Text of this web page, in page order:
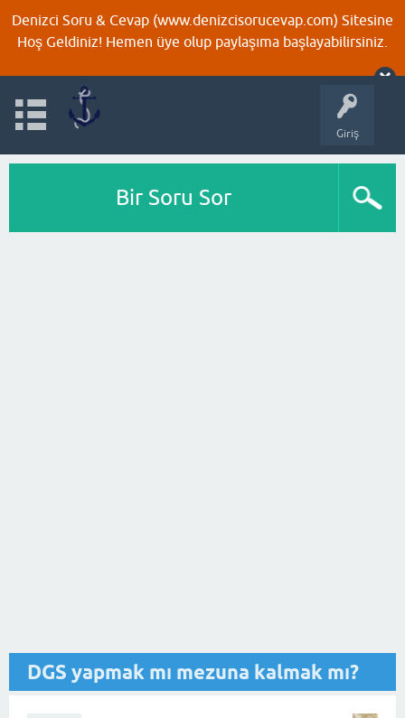
Denizci Soru & Cevap (www.denizcisorucevap.com) Sitesine
Hoş Geldiniz! Hemen üye olup paylaşıma başlayabilirsiniz.
Giriş
Bir Soru Sor
DGS yapmak mı mezuna kalmak mı?